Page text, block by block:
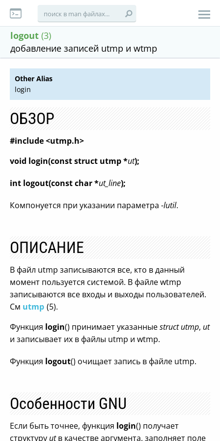
logout (3)
добавление записей utmp и wtmp
Other Alias
login
ОБЗОР
#include <utmp.h>
void login(const struct utmp *ut);
int logout(const char *ut_line);
Компонуется при указании параметра -lutil.
ОПИСАНИЕ
В файл utmp записываются все, кто в данный
момент пользуется системой. В файле wtmp
записываются все входы и выходы пользователей.
См utmp (5).
Функция login() принимает указанныеstruct utmp, ut
и записывает их в файлы utmp и wtmp.
Функция logout() очищает запись в файле utmp.
Особенности GNU
Если быть точнее, функция login() получает
структуру utв качестве аргумента, заполняет поле